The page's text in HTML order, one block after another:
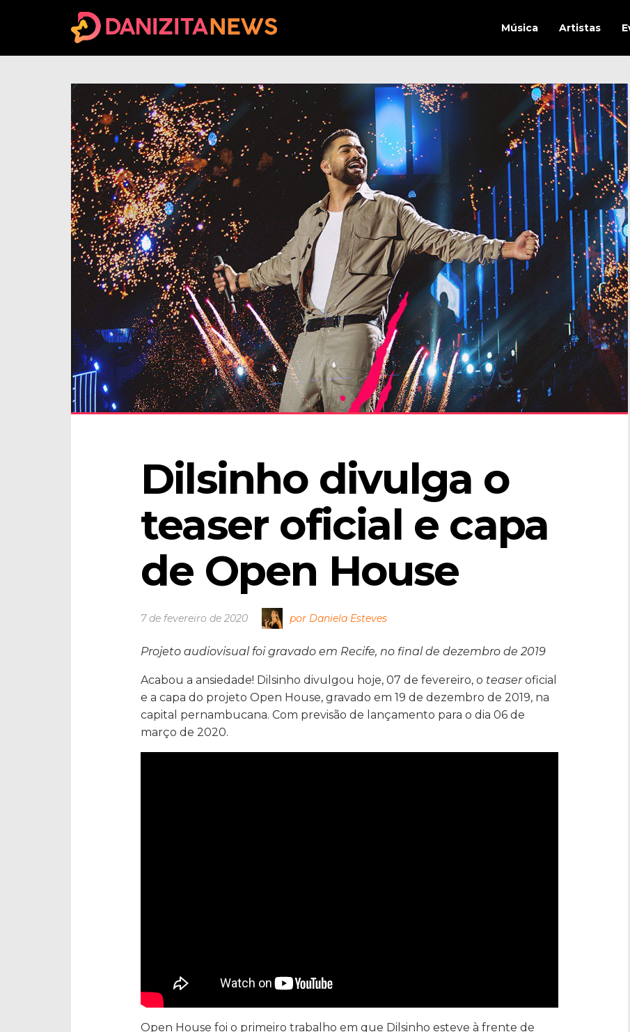
Música Artistas
Dilsinho divulga o
teaser oficial e capa
de Open House
7 de fevereiro de 2020 por Daniela Esteves
Projeto audiovisual foi gravado em Recife, no final de dezembro de 2019
Acabou a ansiedade! Dilsinho divulgou hoje, 07 de fevereiro, o teaseroficial
e a capa do projeto Open House, gravado em 19 de dezembro de 2019, na
capital pernambucana. Com previsão de lançamento para o dia 06 de
março de 2020.
Open House foi o primeiro trabalho em que Dilsinho esteve à frente de